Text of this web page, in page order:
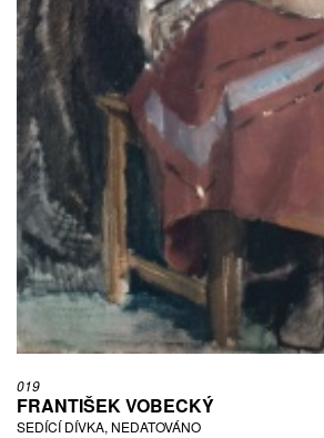
019
FRANTIŠEK VOBECKÝ
SEDÍCÍ DÍVKA, NEDATOVÁNO